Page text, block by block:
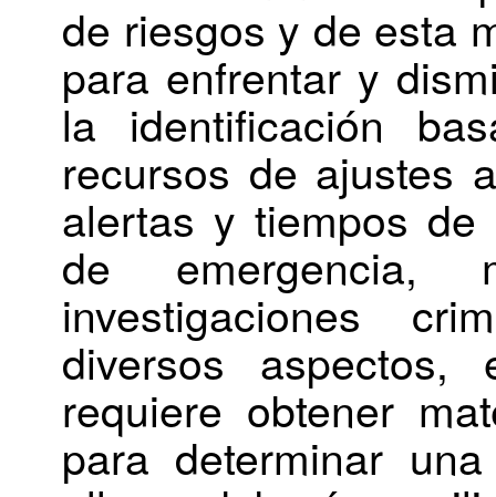
de riesgos y de esta
para enfrentar y
la identificación
recursos de ajustes
alertas y tiempos
de
investigaciones
diversos
requiere obtener
para determinar